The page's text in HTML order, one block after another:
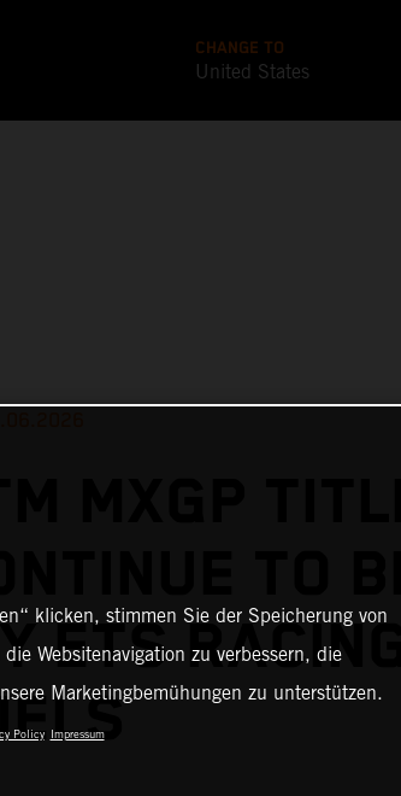
CHANGE TO
United States
MXGP TITLE
ETS RACING
klicken, stimmen Sie der Speicherung von
Websitenavigation zu verbessern, die
Marketingbemühungen zu unterstützen.
Policy Impressum